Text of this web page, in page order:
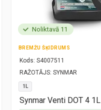
Noliktavā 11
BREMŽU ŠĶIDRUMS
Kods: S4007511
RAŽOTĀJS: SYNMAR
1L
Synmar Venti DOT 4 1L